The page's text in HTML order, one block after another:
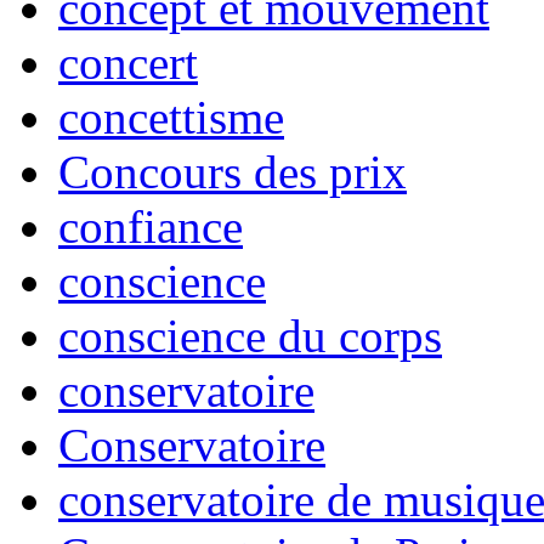
concert
concettisme
Concours des prix
confiance
conscience
conscience du corps
conservatoire
Conservatoire
conservatoire de musique